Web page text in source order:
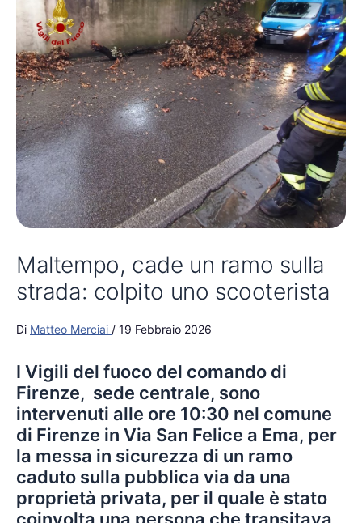
Maltempo, cade un ramo sulla
strada: colpito uno scooterista
Di Matteo Merciai / 19 Febbraio 2026
I Vigili del fuoco del comando di
Firenze, sede centrale, sono
intervenuti alle ore 10:30 nel comune
di Firenze in Via San Felice a Ema, per
la messa in sicurezza di un ramo
caduto sulla pubblica via da una
proprietà privata, per il quale è stato
coinvolta una persona che transitava